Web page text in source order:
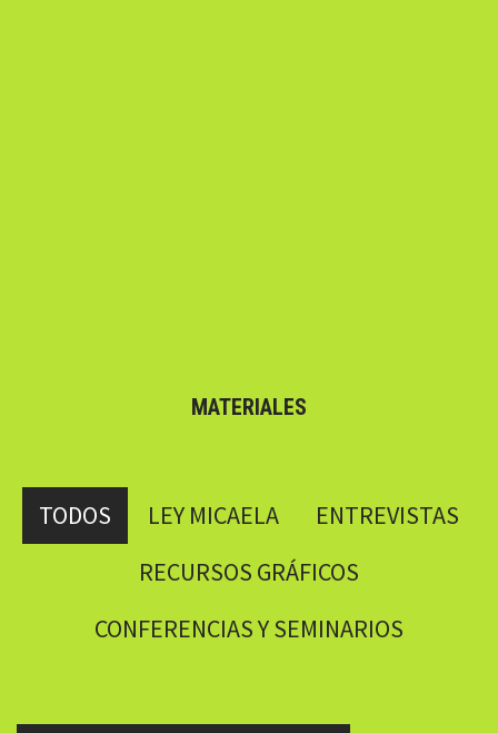
MATERIALES
TODOS LEY MICAELA
ENTREVISTAS
RECURSOS GRÁFICOS
CONFERENCIAS Y SEMINARIOS